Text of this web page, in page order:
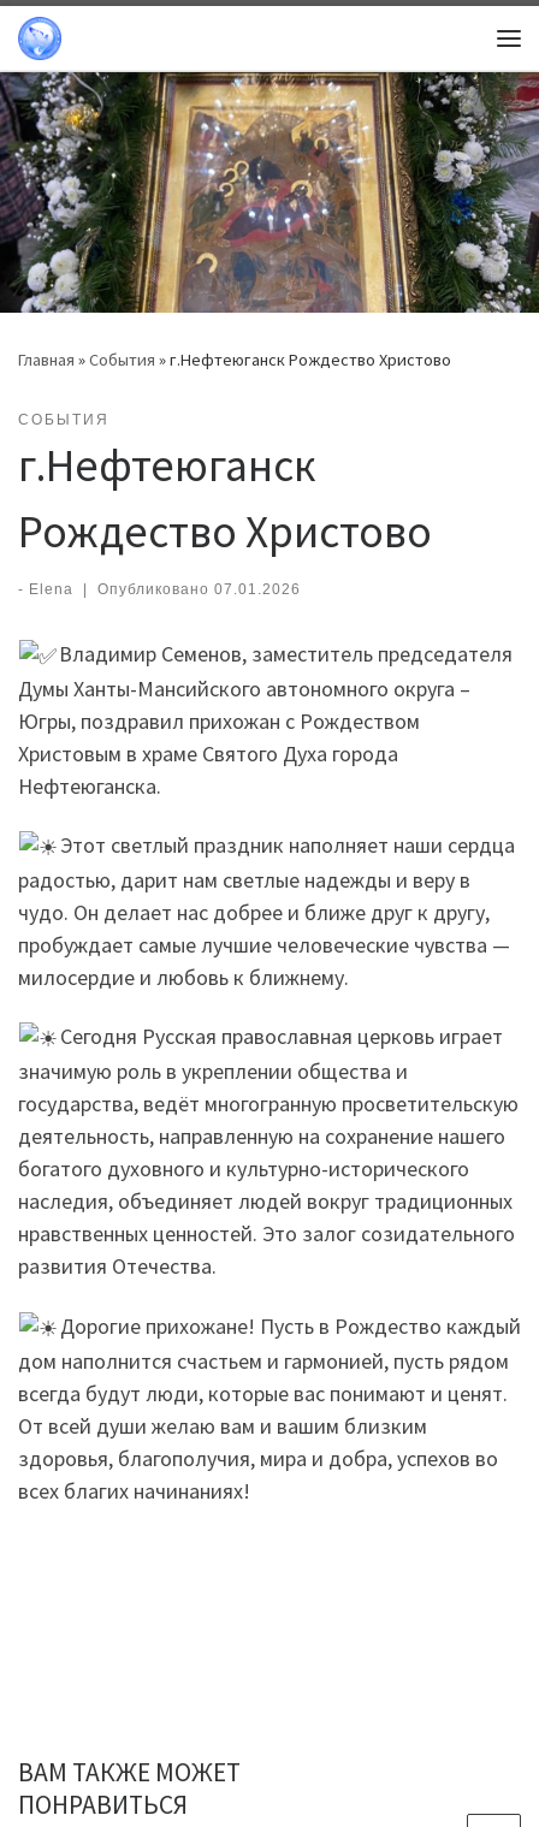
Перейти к содержимому
Главная »События »г.Нефтеюганск Рождество Христово
СОБЫТИЯ
г.Нефтеюганск
Рождество Христово
- Elena | Опубликовано 07.01.2026
Владимир Семенов, заместитель председателя
Думы Ханты-Мансийского автономного округа –
Югры, поздравил прихожан с Рождеством
Христовым в храме Святого Духа города
Нефтеюганска.
Этот светлый праздник наполняет наши сердца
радостью, дарит нам светлые надежды и веру в
чудо. Он делает нас добрее и ближе друг к другу,
пробуждает самые лучшие человеческие чувства —
милосердие и любовь к ближнему.
Сегодня Русская православная церковь играет
значимую роль в укреплении общества и
государства, ведёт многогранную просветительскую
деятельность, направленную на сохранение нашего
богатого духовного и культурно-исторического
наследия, объединяет людей вокруг традиционных
нравственных ценностей. Это залог созидательного
развития Отечества.
Дорогие прихожане! Пусть в Рождество каждый
дом наполнится счастьем и гармонией, пусть рядом
всегда будут люди, которые вас понимают и ценят.
От всей души желаю вам и вашим близким
здоровья, благополучия, мира и добра, успехов во
всех благих начинаниях!
ВАМ ТАКЖЕ МОЖЕТ
ПОНРАВИТЬСЯ